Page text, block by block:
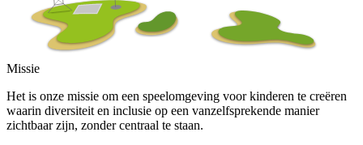
Missie
Het is onze missie om een speelomgeving voor kinderen te creëren
waarin diversiteit en inclusie op een vanzelfsprekende manier
zichtbaar zijn, zonder centraal te staan.